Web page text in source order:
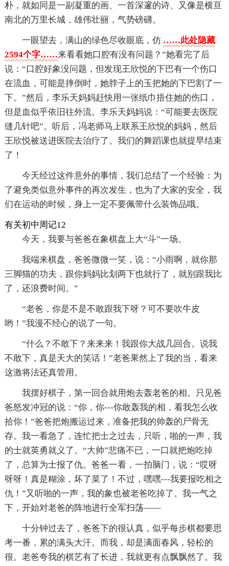
朴，就如同是一副凝重的画、一首深邃的诗、又像是横亘
南北的万里长城，雄伟壮丽，气势磅礴。
一眼望去，满山的绿色尽收眼底，仿 ……此处隐藏
2594个字……来看看她口腔有没有问题？”她看完了后
说：“口腔好象没问题，但发现王欣悦的下巴有一个伤口
在流血，可能是摔倒时，她脖子上的玉把她的下巴割了一
下。”然后，李乐天妈妈赶快用一张纸巾捂住她的伤口，
但是血似乎依旧往外流。李乐天妈妈说：“可能要去医院
缝几针吧”。听后，冯老师马上联系王欣悦的妈妈，然后
王欣悦被送进医院去治疗了。我们的舞蹈课也就提早结束
了！
今天经过这件意外的事情，我们总结了一个经验：为
了避免类似意外事件的再次发生，也为了大家的安全，我
们在运动的时候，身上一定不要佩带什么装饰品哦。
有关初中周记12
今天，我要与爸爸在象棋盘上大“斗”一场。
我端来棋盘，爸爸微微一笑，说：“小雨啊，就你那
三脚猫的功夫，跟你妈妈比划两下也就行了，就别跟我比
了，还浪费时间。”
“老爸，你是不是不敢跟我下呀？可不要吹牛皮
哟！”我漫不经心的说了一句。
“什么？不敢下？来来来！我跟你大战几回合。说我
不敢下，真是天大的笑话！”老爸果然上了我的当，看来
这激将法还真管用。
我摆好棋子，第一回合就用炮去轰老爸的相。只见爸
爸怒发冲冠的说：“你，你---你敢轰我的相，看我怎么收
拾你！”爸爸把炮搬运过来，准备把我的帅轰的尸骨无
存。我一看急了，连忙把士之过去，只听，啪的一声，我
的士就英勇就义了。“大帅”悲痛不已，一口就把炮吃掉
了，总算为士报了仇。爸爸一看，一拍脑门，说：“哎呀
呀呀！真是糊涂，坏了菜了！不过，嘿嘿---我要报吃相之
仇！”又听啪的一声，我的象也被老爸吃掉了。我一气之
下，开始对老爸的阵地进行全军扫荡——
十分钟过去了，爸爸下的很认真，似乎每步棋都要思
考一番，累的满头大汗。而我，却是满面春风，轻松的
很。老爸夸我的棋艺有了长进，我就更有点飘飘然了。我